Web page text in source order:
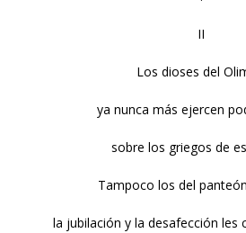
II
Los dioses del
ya nunca más ejercen
sobre los griegos de
Tampoco los del
la jubilación y la desafección les